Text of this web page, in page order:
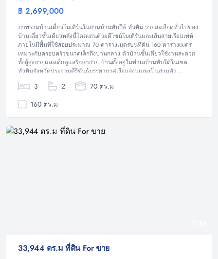
฿ 2,699,000
ภาพรวมบ้านเดี่ยวโมเดิร์นในย่านบ้านทับใต้ หัวหิน รายละเอียดทั่วไปของ
บ้านเดี่ยวชั้นเดียวหลังนี้โดดเด่นด้วยดีไซน์โมเดิร์นและเส้นสายเรียบเท่ห์
ภายในมีพื้นที่ใช้สอยประมาณ 70 ตารางเมตรบนที่ดิน 160 ตารางเมตร
เหมาะกับครอบครัวขนาดเล็กถึงปานกลาง ตัวบ้านชั้นเดียวใช้งานสะดวก
ทั้งผู้สูงอายุและเด็กดูแลรักษาง่าย บ้านตั้งอยู่ในทำเลบ้านทับใต้ในเขต
หัวหินจังหวัดประจวบคีรีขันธ์บรรยากาศเงียบสงบและเป็นส่วนตัว...
3 2
70 ตร.ม
160 ตร.ม
33,944 ตร.ม ที่ดิน For ขาย